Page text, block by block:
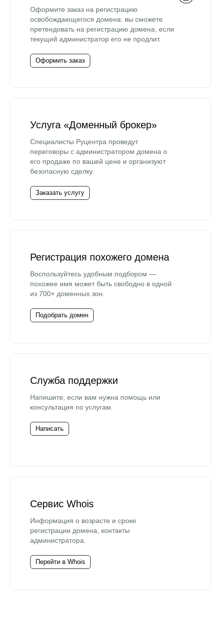
Оформите заказ на регистрацию
освобождающегося домена: вы сможете
претендовать на регистрацию домена, если
текущий администратор его не продлит.
Оформить заказ
Услуга «Доменный брокер»
Специалисты Руцентра проведут
переговоры с администратором домена о
его продаже по вашей цене и организуют
безопасную сделку.
Заказать услугу
Регистрация похожего домена
Воспользуйтесь удобным подбором —
похожее имя может быть свободно в одной
из 700+ доменных зон.
Подобрать домен
Служба поддержки
Напишите, если вам нужна помощь или
консультация по услугам.
Написать
Сервис Whois
Информация о возрасте и сроке
регистрации домена, контакты
администратора.
Перейти в Whois